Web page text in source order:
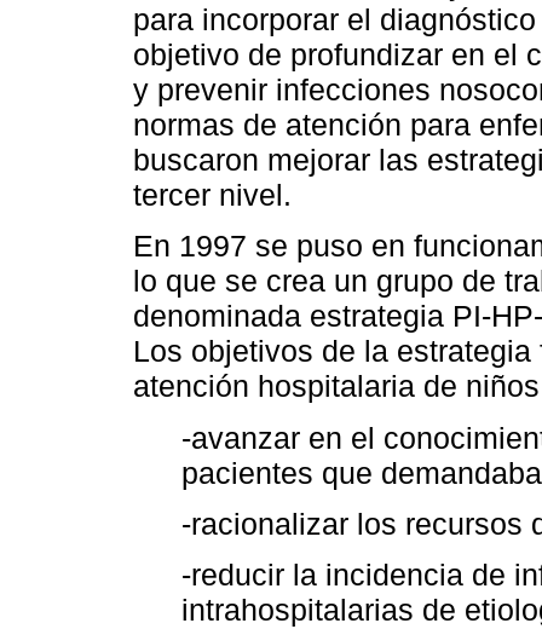
para incorporar el
objetivo de profundizar en el
y prevenir infecciones
normas de atención para
buscaron mejorar las
tercer nivel.
En 1997 se puso en
lo que se crea un grupo de
denominada estrategia PI-
Los objetivos de la
atención hospitalaria de
-avanzar en el
pacientes que
-racionalizar los recursos
-reducir la incidencia de
intrahospitalarias de